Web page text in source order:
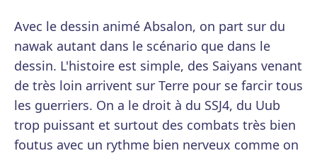
Avec le dessin animé Absalon, on part sur du
nawak autant dans le scénario que dans le
dessin. L'histoire est simple, des Saiyans venant
de très loin arrivent sur Terre pour se farcir tous
les guerriers. On a le droit à du SSJ4, du Uub
trop puissant et surtout des combats très bien
foutus avec un rythme bien nerveux comme on